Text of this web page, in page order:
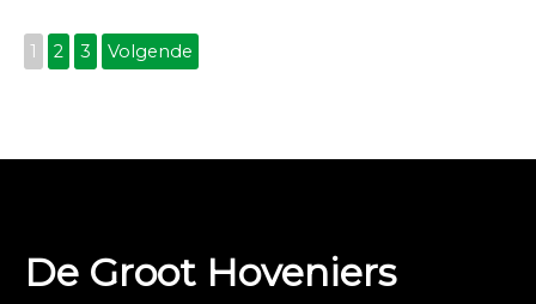
1 2 3 Volgende
De Groot Hoveniers